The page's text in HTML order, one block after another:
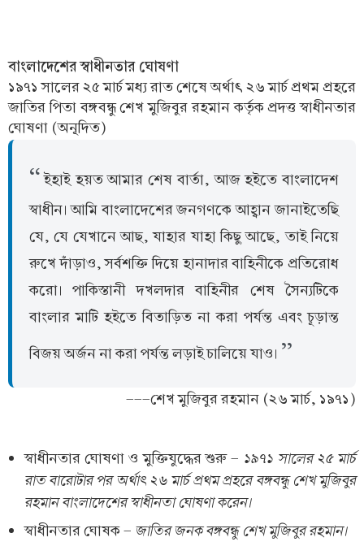
বাংলাদেশের স্বাধীনতার ঘোষণা
১৯৭১ সালের ২৫ মার্চ মধ্য রাত শেষে অর্থাৎ ২৬ মার্চ প্রথম প্রহরে
জাতির পিতা বঙ্গবন্ধু শেখ মুজিবুর রহমান কর্তৃক প্রদত্ত স্বাধীনতার
ঘোষণা (অনূদিত)
ইহাই হয়ত আমার শেষ বার্তা, আজ হইতে বাংলাদেশ
স্বাধীন। আমি বাংলাদেশের জনগণকে আহ্বান জানাইতেছি
যে, যে যেখানে আছ, যাহার যাহা কিছু আছে, তাই নিয়ে
রুখে দাঁড়াও, সর্বশক্তি দিয়ে হানাদার বাহিনীকে প্রতিরোধ
করো। পাকিস্তানী দখলদার বাহিনীর শেষ সৈন্যটিকে
বাংলার মাটি হইতে বিতাড়িত না করা পর্যন্ত এবং চূড়ান্ত
বিজয় অর্জন না করা পর্যন্ত লড়াই চালিয়ে যাও।
---শেখ মুজিবুর রহমান (২৬ মার্চ, ১৯৭১)
স্বাধীনতার ঘোষণা ও মুক্তিযুদ্ধের শুরু - ১৯৭১ সালের ২৫ মার্চ
রাত বারোটার পর অর্থাৎ ২৬ মার্চ প্রথম প্রহরে বঙ্গবন্ধু শেখ মুজিবুর
রহমান বাংলাদেশের স্বাধীনতা ঘোষণা করেন।
স্বাধীনতার ঘোষক - জাতির জনক বঙ্গবন্ধু শেখ মুজিবুর রহমান।